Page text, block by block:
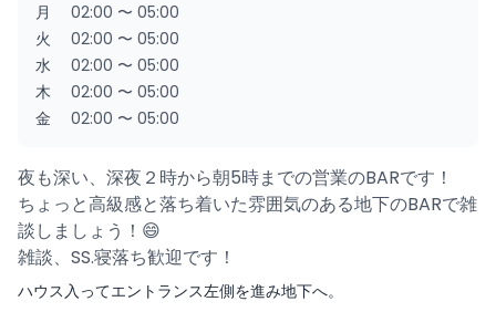
月
02:00 〜 05:00
火
02:00 〜 05:00
水
02:00 〜 05:00
木
02:00 〜 05:00
金
02:00 〜 05:00
夜も深い、深夜２時から朝5時までの営業のBARです！
ちょっと高級感と落ち着いた雰囲気のある地下のBARで雑
談しましょう！😄
雑談、SS.寝落ち歓迎です！
ハウス入ってエントランス左側を進み地下へ。